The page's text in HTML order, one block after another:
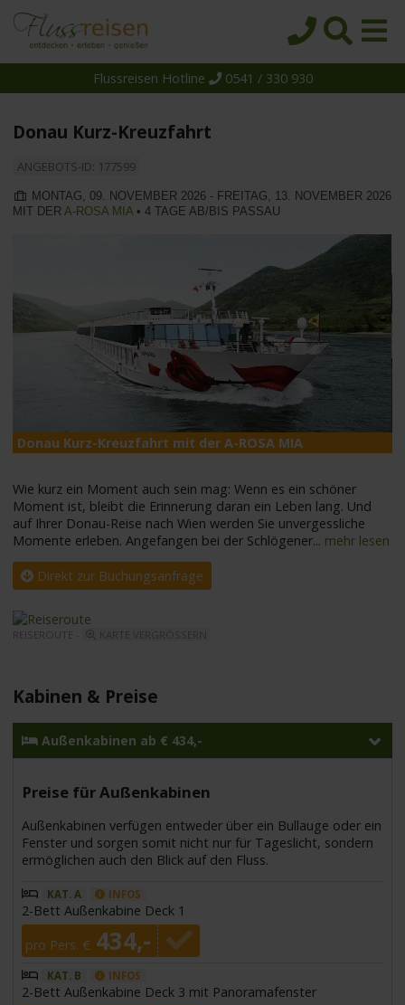
Reedereien
Flussreisen Hotline 0541 / 330 930
Donau Kurz-Kreuzfahrt
ANGEBOTS-ID: 177599
MONTAG, 09. NOVEMBER 2026 - FREITAG, 13. NOVEMBER 2026
MIT DERA-ROSA MIA • 4 TAGE AB/BIS PASSAU
Donau Kurz-Kreuzfahrt mit der A-ROSA MIA
Wie kurz ein Moment auch sein mag: Wenn es ein schöner
Moment ist, bleibt die Erinnerung daran ein Leben lang. Und
auf Ihrer Donau-Reise nach Wien werden Sie unvergessliche
Momente erleben. Angefangen bei der Schlögener... mehr lesen
Direkt zur Buchungsanfrage
REISEROUTE -
Kabinen & Preise
Außenkabinen ab € 434,-
Preise für Außenkabinen
Außenkabinen verfügen entweder über ein Bullauge oder ein
Fenster und sorgen somit nicht nur für Tageslicht, sondern
ermöglichen auch den Blick auf den Fluss.
KAT. A INFOS
2-Bett Außenkabine Deck 1
pro Pers. € 434,-
KAT. B INFOS
2-Bett Außenkabine Deck 3 mit Panoramafenster